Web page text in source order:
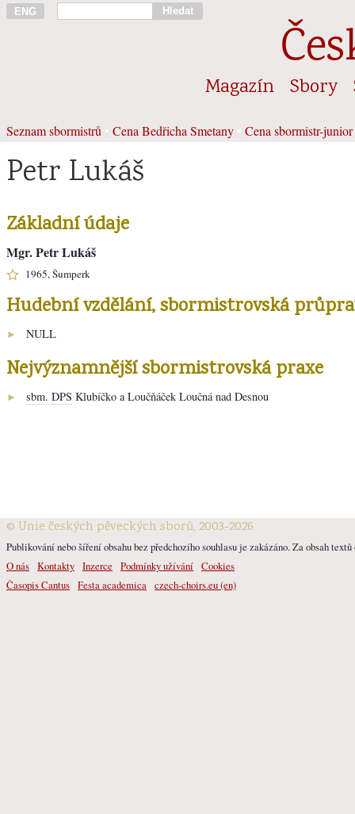
ENG Hledat
Magazín Sbory
Seznam sbormistrů Cena Bedřicha Smetany Cena sbormistr-junior
Petr Lukáš
Základní údaje
Mgr. Petr Lukáš
1965, Šumperk
Hudební vzdělání, sbormistrovská
► NULL
Nejvýznamnější sbormistrovská praxe
► sbm. DPS Klubíčko a Loučňáček Loučná nad Desnou
© Unie českých pěveckých sborů, 2003-2026
Publikování nebo šíření obsahu bez předchozího souhlasu je zakázáno. Za obsah
O nás Kontakty Inzerce Podmínky užívání Cookies
Časopis Cantus Festa academica czech-choirs.eu (en)